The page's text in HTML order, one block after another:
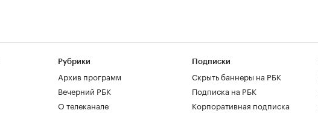
Рубрики
Архив программ
Вечерний РБК
О телеканале
Подписки
Скрыть баннеры на РБК
Подписка на РБК
Корпоративная подписка